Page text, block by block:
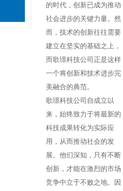
的时代，创新已成为推动
社会进步的关键力量。然
而，技术的创新往往需要
建立在坚实的基础之上，
而歌璟科技公司正是这样
一个将创新和技术进步完
美融合的典范。
歌璟科技公司自成立以
来，始终致力于将最新的
科技成果转化为实际应
用，从而推动社会的发
展。他们深知，只有不断
创新，才能在激烈的市场
竞争中立于不败之地。因